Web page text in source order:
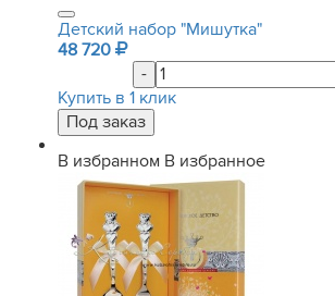
Детский набор "Мишутка"
48 720
-
Купить в 1 клик
В избранном В избранное